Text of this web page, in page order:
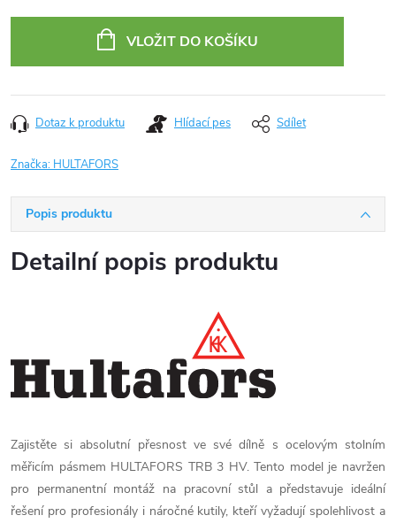
VLOŽIT DO KOŠÍKU
Dotaz k produktu Hlídací pes Sdílet
Značka: HULTAFORS
Popis produktu
Detailní popis produktu
Zajistěte si absolutní přesnost ve své dílně s ocelovým stolním
měřicím pásmem HULTAFORS TRB 3 HV. Tento model je navržen
pro permanentní montáž na pracovní stůl a představuje ideální
řešení pro profesionály i náročné kutily, kteří vyžadují spolehlivost a